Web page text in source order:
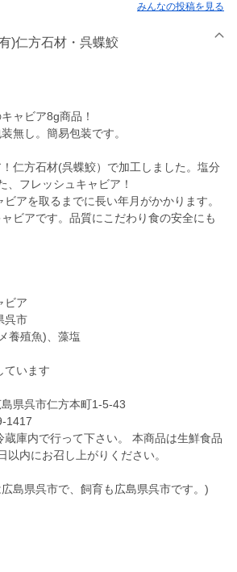
みんなの投稿を見る
)仁方石材・呉蝶鮫
ャビア8g商品！
無し。簡易包装です。
仁方石材(呉蝶鮫）で加工しました。塩分
、フレッシュキャビア！
アを取るまでに長い年月がかかります。
ビアです。品質にこだわり食の安全にも
ビア
呉市
養殖魚)、藻塩
ています
県呉市仁方本町1-5-43
1417
庫内で行って下さい。 本商品は生鮮食品
以内にお召し上がりください。